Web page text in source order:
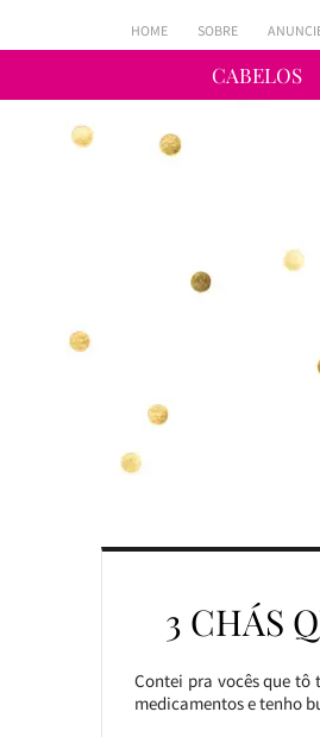
CABELOS
HOME SOBRE
3 CHÁS
Contei pra vocês que
medicamentos e tenho